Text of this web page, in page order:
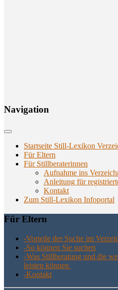
Navi­ga­ti­on
Startseite Still-Lexikon
Für Eltern
Für Stillberaterinnen
Aufnahme ins
Anlei­tung für
Kon­takt
Zum Still-Lexikon Infoportal
Für Eltern
-Vor­tei­le der Suche im
-So kön­nen Sie suchen
-Was Still­be­ra­tung und die
leis­ten können
-Kon­takt